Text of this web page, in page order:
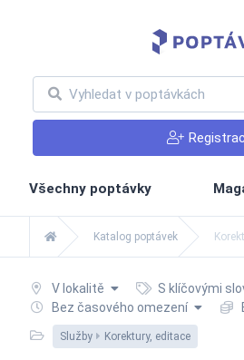
Všechny poptávky
Katalog poptávek
V lokalitě
S klíčovými
Bez časového omezení
Služby Korektury, editace